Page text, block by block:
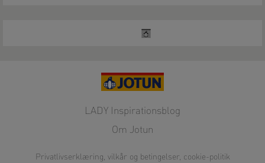
LADY Inspirationsblog
Om Jotun
Privatlivserklæring, vilkår og betingelser, cookie-politik